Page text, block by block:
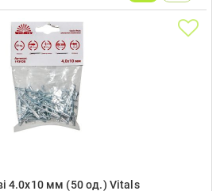
4.0x10 мм (50 од.) Vitals